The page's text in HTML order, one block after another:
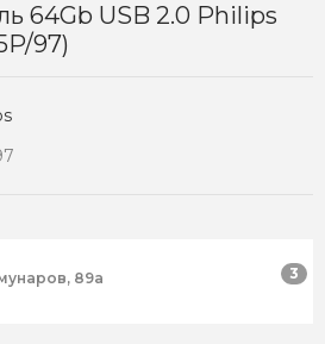
64Gb USB 2.0 Philips
97)
89а 3